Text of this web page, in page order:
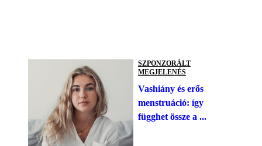
SZPONZORÁLT
MEGJELENÉS
Vashiány és erős
menstruáció: így
függhet össze a ...